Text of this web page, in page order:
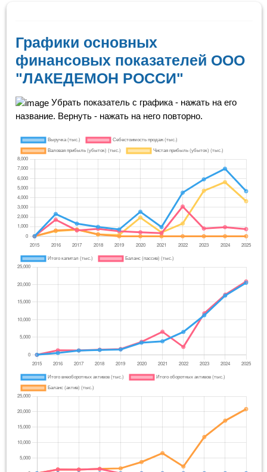
Графики основных
финансовых показателей ООО
"ЛАКЕДЕМОН РОССИ"
Убрать показатель с графика - нажать на его
название. Вернуть - нажать на него повторно.